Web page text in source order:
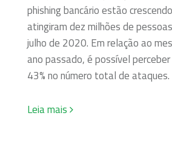
phishing bancário estão
atingiram dez milhões de
julho de 2020. Em relação ao
ano passado, é possível
43% no número total de
Leia mais